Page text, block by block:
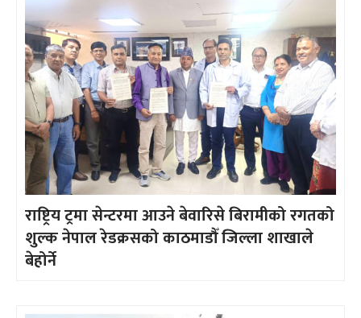
राष्ट्रिय ट्रमा सेन्टरमा आउने बेवारिसे बिरामीको रगतको
शुल्क नेपाल रेडक्रसको काठमाडौँ जिल्ला शाखाले
बेहोर्ने